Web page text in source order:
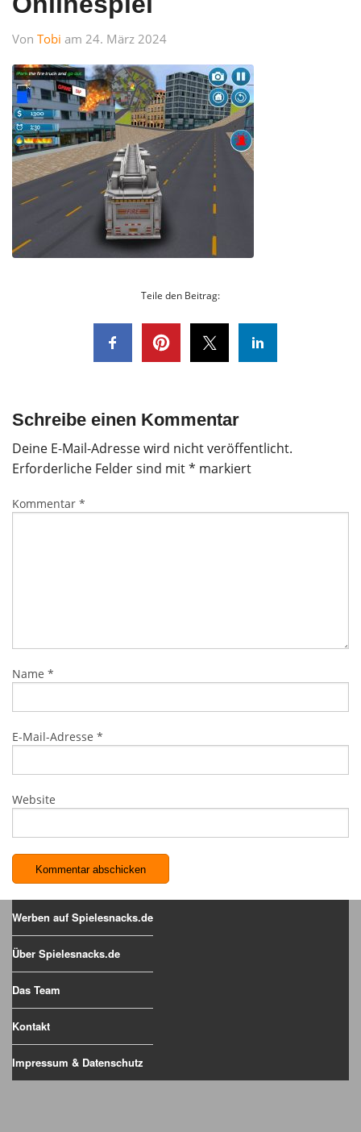
Von Tobi am 24. März 2024
Teile den Beitrag:
Schreibe einen Kommentar
Deine E-Mail-Adresse wird nicht veröffentlicht.
Erforderliche Felder sind mit* markiert
Kommentar *
Name *
E-Mail-Adresse *
Website
Werben auf Spielesnacks.de
Über Spielesnacks.de
Das Team
Kontakt
Impressum & Datenschutz